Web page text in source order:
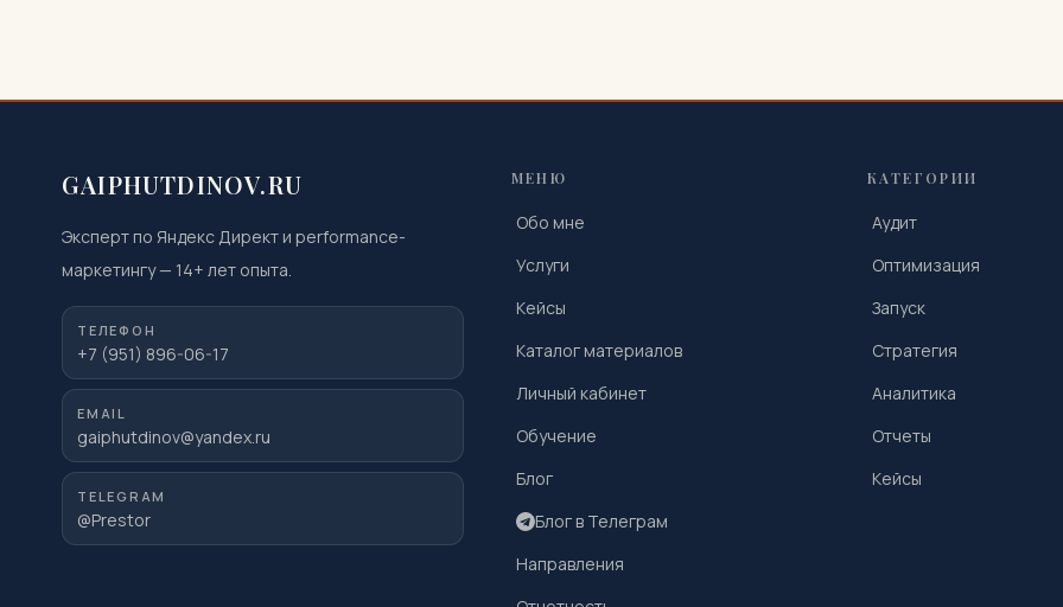
GAIPHUTDINOV.RU
Эксперт по Яндекс Директ и performance-
маркетингу— 14+ лет опыта.
ТЕЛЕФОН
+7 (951) 896-06-17
EMAIL
gaiphutdinov@yandex.ru
TELEGRAM
@Prestor
МЕНЮ
Обо мне
Услуги
Кейсы
Каталог материалов
Личный кабинет
Обучение
Блог
Блог в Телеграм
Направления
КАТЕГОРИИ
Аудит
Оптимизация
Запуск
Стратегия
Аналитика
Отчеты
Кейсы